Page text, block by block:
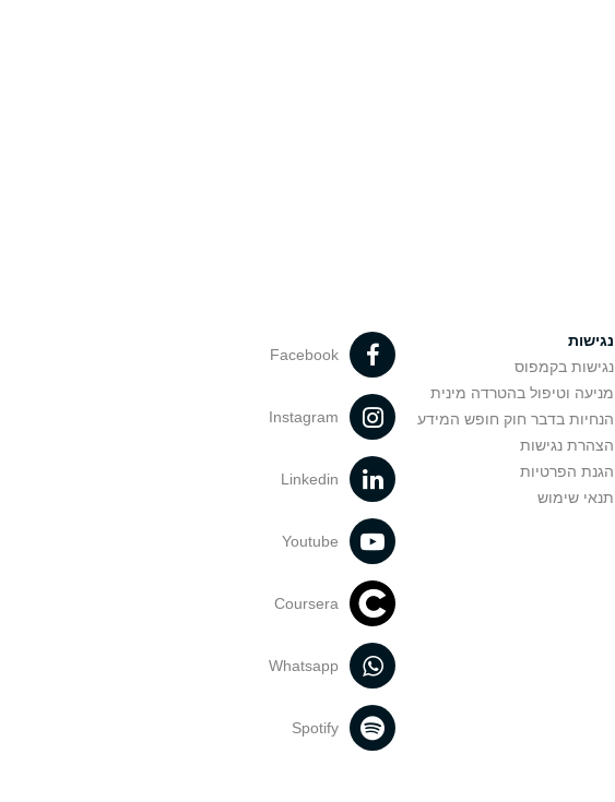
נגישות
נגישות בקמפוס
מניעה וטיפול בהטרדה מינית
הנחיות בדבר חוק חופש המידע
הצהרת נגישות
הגנת הפרטיות
תנאי שימוש
Facebook
Instagram
Linkedin
Youtube
Coursera
Whatsapp
Spotify